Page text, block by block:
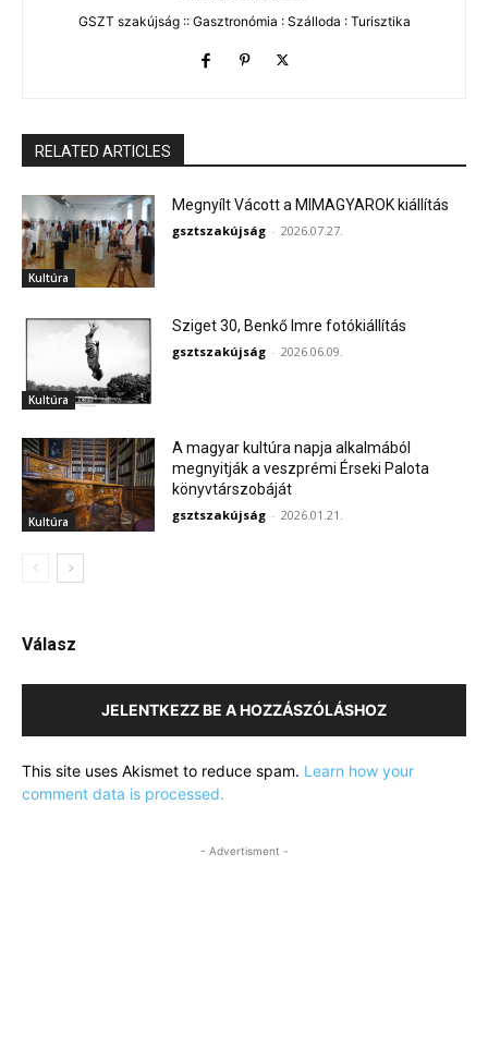
GSZT szakújság :: Gasztronómia : Szálloda : Turisztika
RELATED ARTICLES
Kultúra
Megnyílt Vácott a MIMAGYAROK kiállítás
gsztszakújság - 2026.07.27.
Kultúra
Sziget 30, Benkő Imre fotókiállítás
gsztszakújság - 2026.06.09.
Kultúra
A magyar kultúra napja alkalmából
megnyitják a veszprémi Érseki Palota
könyvtárszobáját
gsztszakújság - 2026.01.21.
Válasz
JELENTKEZZ BE A HOZZÁSZÓLÁSHOZ
This site uses Akismet to reduce spam. Learn how your
comment data is processed.
- Advertisment -